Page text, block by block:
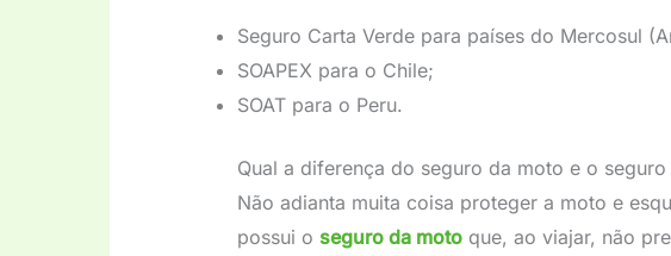
Seguro Carta Verde para países do Mercosul
SOAPEX para o Chile;
SOAT para o Peru.
Qual a diferença do seguro da moto e o
Não adianta muita coisa proteger a moto e
possui o seguro da motoque, ao viajar, não